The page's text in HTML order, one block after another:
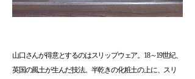
山口さんが得意とするのはスリップウェア。18～19世紀、
英国の風土が生んだ技法。半乾きの化粧土の上に、スリ